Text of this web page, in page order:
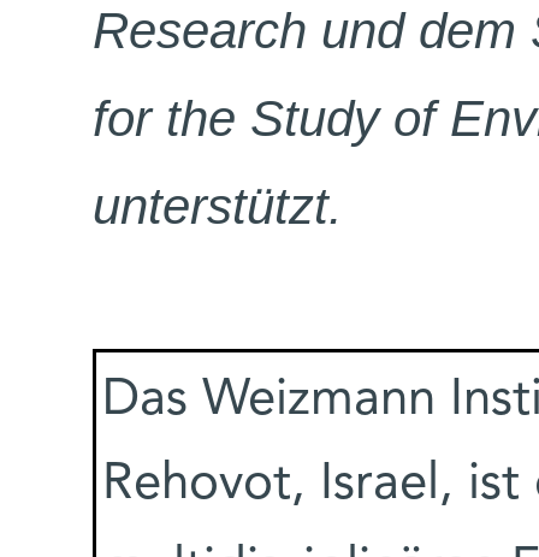
Research und dem
for the Study of
unterstützt.
Das Weizmann
Rehovot, Israel,